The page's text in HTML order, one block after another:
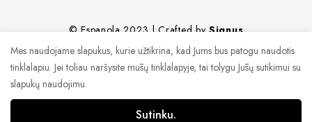
© Espanola 2023 | Crafted bySignus
Mes naudojame slapukus, kurie užtikrina, kad Jums bus patogu naudotis
tinklalapiu. Jei toliau naršysite mūsų tinklalapyje, tai tolygu Jūsų sutikimui su
slapukų naudojimu.
Sutinku.
0